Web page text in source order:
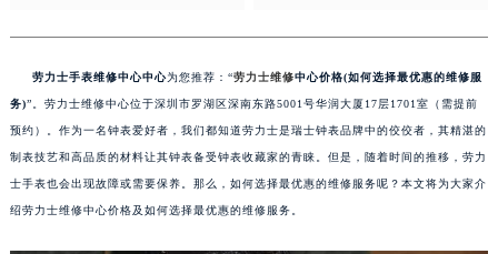
劳力士手表维修中心中心为您推荐：“劳力士维修中心价格(如何选择最优惠的维修服
务)”。劳力士维修中心位于深圳市罗湖区深南东路5001号华润大厦17层1701室（需提前
预约）。作为一名钟表爱好者，我们都知道劳力士是瑞士钟表品牌中的佼佼者，其精湛的
制表技艺和高品质的材料让其钟表备受钟表收藏家的青睐。但是，随着时间的推移，劳力
士手表也会出现故障或需要保养。那么，如何选择最优惠的维修服务呢？本文将为大家介
绍劳力士维修中心价格及如何选择最优惠的维修服务。